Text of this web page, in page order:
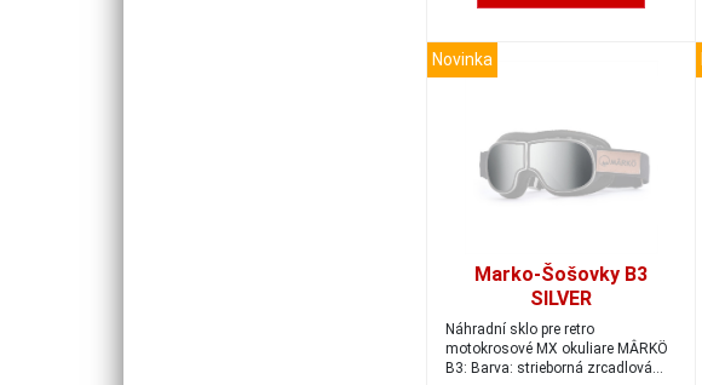
Novinka
Marko-Šošovky B3
SILVER
Náhradní sklo pre retro
motokrosové MX okuliare MÂRKÖ
B3: Barva: strieborná zrcadlová